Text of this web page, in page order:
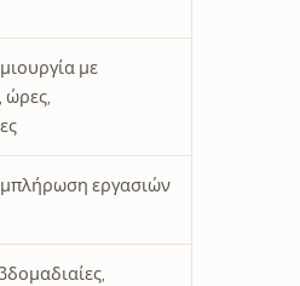
με
ώρες,
εργασιών